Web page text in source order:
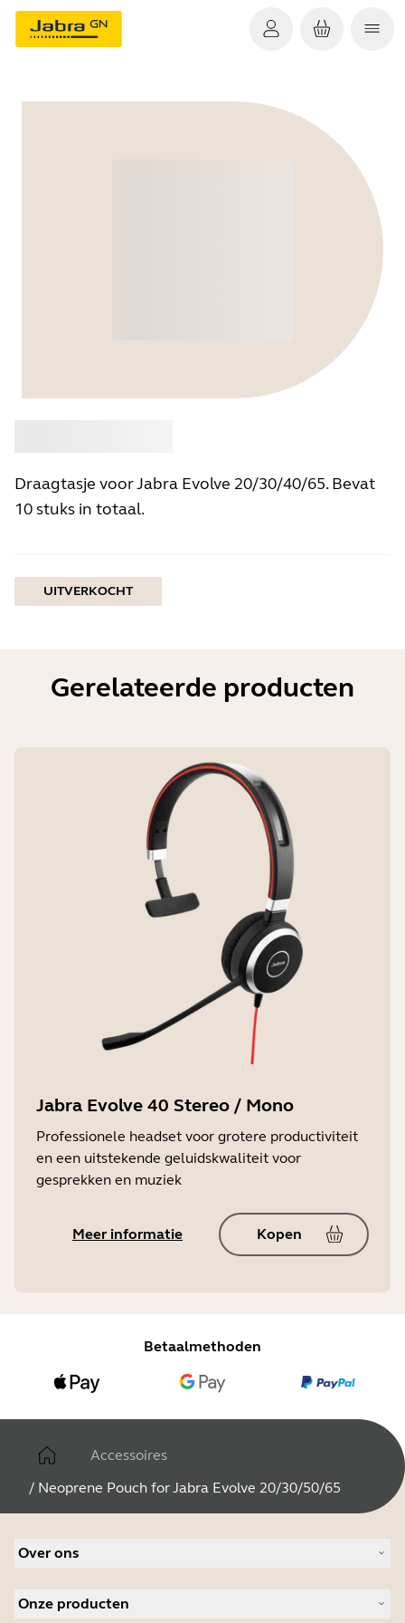
Draagtasje voor Jabra Evolve 20/30/40/65. Bevat
10 stuks in totaal.
UITVERKOCHT
Gerelateerde producten
Jabra Evolve 40 Stereo / Mono
Professionele headset voor grotere productiviteit
en een uitstekende geluidskwaliteit voor
gesprekken en muziek
Meer informatie Kopen
Betaalmethoden
Accessoires
/ Neoprene Pouch for Jabra Evolve 20/30/50/65
Over ons
Werken bij Jabra
Onze producten